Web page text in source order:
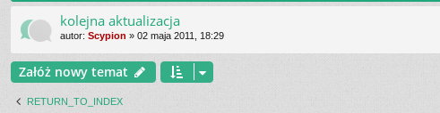
S
kolejna aktualizacja
autor: Scypion » 02 maja 2011, 18:29
Załóż nowy temat
RETURN_TO_INDEX